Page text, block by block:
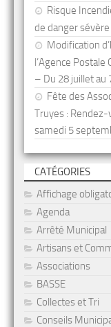
Risque
de danger sévère
Modification
l’Agence Postale
– Du 28 juillet au
Fête des
Truyes : Rendez-
samedi 5
CATÉGORIES
Affichage
Agenda
Arrêté Municipal
Artisans et
Associations
BASSE
Collectes et Tri
Conseils